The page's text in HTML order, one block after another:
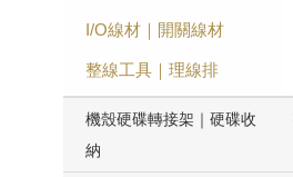
I/O線材｜開關線材
整線工具｜理線排
機殼硬碟轉接架｜硬碟收
納